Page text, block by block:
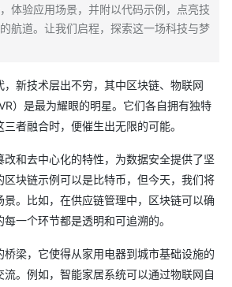
体验应用场景，并附以代码示例，点亮技
航道。让我们启程，探索这一场科技与梦
新技术层出不穷，其中区块链、物联网
）是最为耀眼的明星。它们各自拥有独特
者融合时，便催生出无限的可能。
改和去中心化的特性，为数据安全提供了坚
区块链示例可以是比特币，但今天，我们将
景。比如，在供应链管理中，区块链可以确
一个环节都是透明和可追溯的。
梁，它使得从家用电器到城市基础设施的
。例如，智能家居系统可以通过物联网自